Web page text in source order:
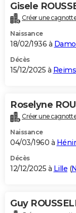
Gisele
Créer une
Naissance
18/02/1936 à
Décès
15/12/2025 à Reims
Roselyne
Créer une
Naissance
04/03/1960 à
Décès
12/12/2025 à Lille (
Guy